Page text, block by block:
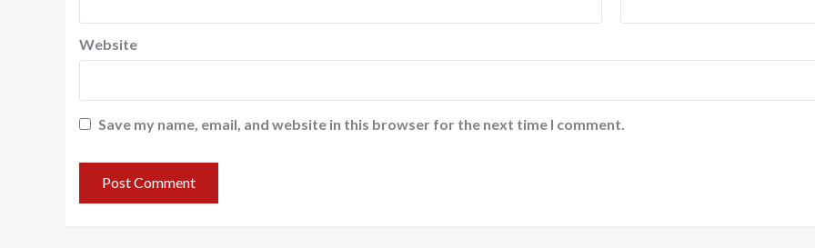
Website
Save my name, email, and website in this browser for the next time I comment.